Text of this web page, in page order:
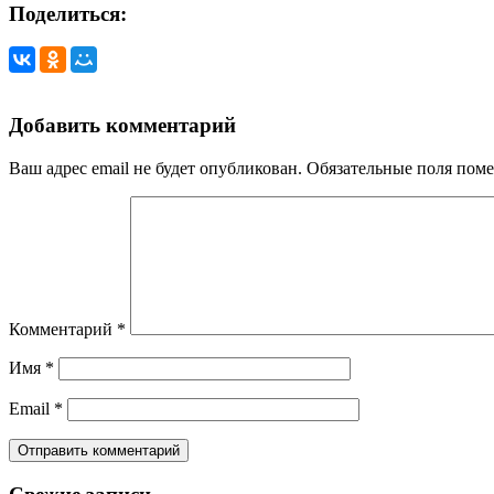
Поделиться:
Добавить комментарий
Ваш адрес email не будет опубликован. Обязательные поля
Комментарий *
Имя *
Email *